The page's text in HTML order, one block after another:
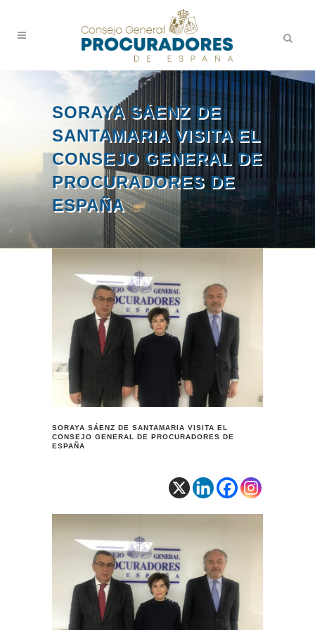
SORAYA SÁENZ DE
SANTAMARIA VISITA EL
CONSEJO GENERAL DE
PROCURADORES DE
ESPAÑA
SORAYA SÁENZ DE SANTAMARIA VISITA EL
CONSEJO GENERAL DE PROCURADORES DE
ESPAÑA